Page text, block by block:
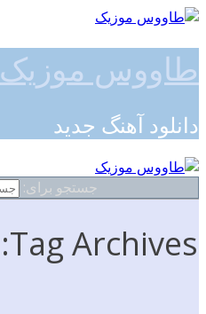
طاووس موزیک
دانلود آهنگ جدید
جستجو برای:
Tag Archives: اهنگ مصطفی خانی غیر ممکن 128k